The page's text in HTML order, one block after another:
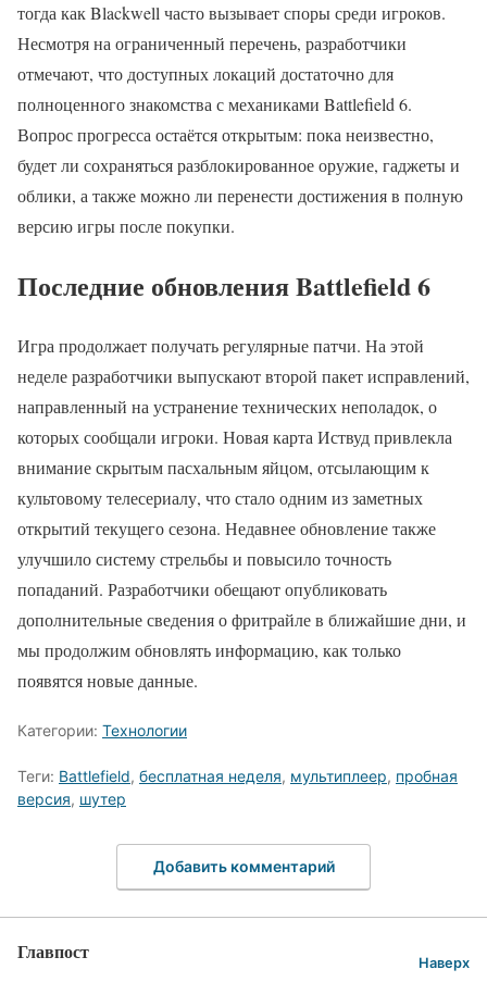
тогда как Blackwell часто вызывает споры среди игроков.
Несмотря на ограниченный перечень, разработчики
отмечают, что доступных локаций достаточно для
полноценного знакомства с механиками Battlefield 6.
Вопрос прогресса остаётся открытым: пока неизвестно,
будет ли сохраняться разблокированное оружие, гаджеты и
облики, а также можно ли перенести достижения в полную
версию игры после покупки.
Последние обновления Battlefield 6
Игра продолжает получать регулярные патчи. На этой
неделе разработчики выпускают второй пакет исправлений,
направленный на устранение технических неполадок, о
которых сообщали игроки. Новая карта Иствуд привлекла
внимание скрытым пасхальным яйцом, отсылающим к
культовому телесериалу, что стало одним из заметных
открытий текущего сезона. Недавнее обновление также
улучшило систему стрельбы и повысило точность
попаданий. Разработчики обещают опубликовать
дополнительные сведения о фритрайле в ближайшие дни, и
мы продолжим обновлять информацию, как только
появятся новые данные.
Категории: Технологии
Теги: Battlefield, бесплатная неделя, мультиплеер, пробная
версия, шутер
Добавить комментарий
Главпост Наверх